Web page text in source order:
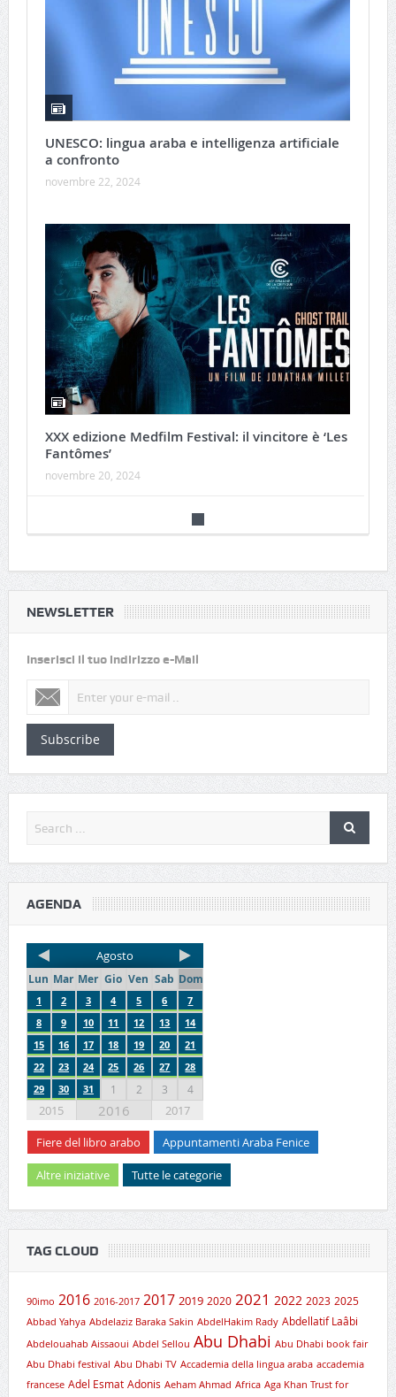
UNESCO: lingua araba e intelligenza artificiale
a confronto
novembre 22, 2024
XXX edizione Medfilm Festival: il vincitore è ‘Les
Fantômes’
novembre 20, 2024
NEWSLETTER
Inserisci il tuo indirizzo e-Mail
Subscribe
AGENDA
Agosto
Lun Mar Mer Gio Ven Sab Dom
1 2 3 4 5 6
7
8
9 10 11 12 13
14
15
16 17 18 19 20
21
22
23 24 25 26 27
28
29
30 31 1 2 3 4
2015 2016
2017
Fiere del libro arabo
Appuntamenti Araba Fenice
Altre iniziative Tutte le categorie
TAG CLOUD
90imo 2016 2016-2017 2017 2019 2020 2021 2022 2023 2025
Abbad Yahya Abdelaziz Baraka Sakin AbdelHakim Rady Abdellatif Laâbi
Abdelouahab Aissaoui Abdel Sellou Abu Dhabi Abu Dhabi book fair
Abu Dhabi festival Abu Dhabi TV Accademia della lingua araba accademia
francese Adel Esmat Adonis Aeham Ahmad Africa Aga Khan Trust for